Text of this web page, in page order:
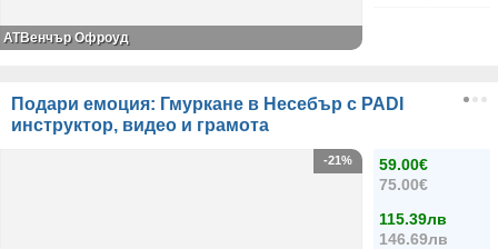
АТВенчър Офроуд
Подари емоция: Гмуркане в Несебър с PADI
инструктор, видео и грамота
59.00€
75.00€
115.39лв
146.69лв
-21%